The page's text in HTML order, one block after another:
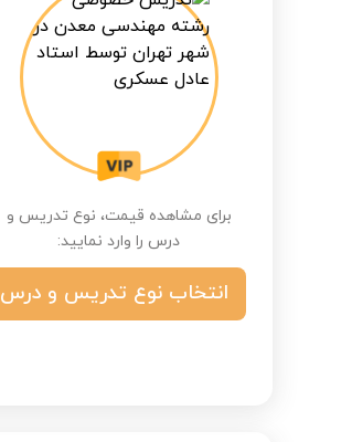
برای مشاهده قیمت، نوع تدریس و
درس را وارد نمایید:
انتخاب نوع تدریس و درس